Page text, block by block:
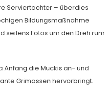
Serviertochter – überdies
Bildungsmaßnahme
seitens Fotos um den Dreh rum
die Muckis an- und
Grimassen hervorbringt.